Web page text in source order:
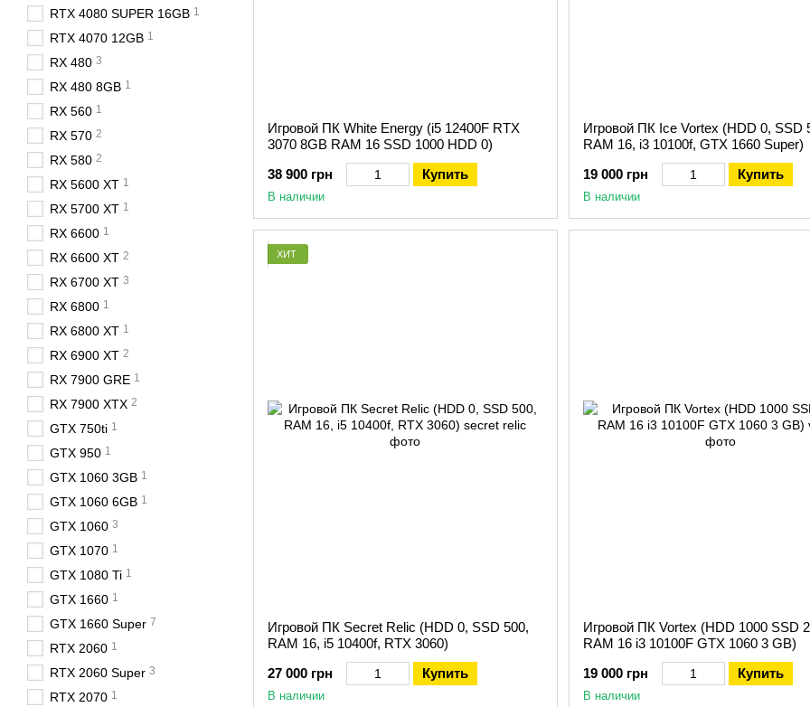
Игровой ПК White Energy (i5 12400F RTX
3070 8GB RAM 16 SSD 1000 HDD 0)
38 900 грн
Купить
В наличии
Игровой ПК Ice Vortex (HDD 0, SSD
RAM 16, i3 10100f, GTX 1660 Super)
19 000 грн
Купить
В наличии
ХИТ
Игровой ПК Secret Relic (HDD 0, SSD 500,
RAM 16, i5 10400f, RTX 3060)
27 000 грн
Купить
В наличии
Игровой ПК Vortex (HDD 1000 SSD
RAM 16 i3 10100F GTX 1060 3 GB)
19 000 грн
Купить
В наличии
RTX 4080 SUPER 16GB 1
RTX 4070 12GB 1
RX 480 3
RX 480 8GB 1
RX 560 1
RX 570 2
RX 580 2
RX 5600 XT 1
RX 5700 XT 1
RX 6600 1
RX 6600 XT 2
RX 6700 XT 3
RX 6800 1
RX 6800 XT 1
RX 6900 XT 2
RX 7900 GRE 1
RX 7900 XTX 2
GTX 750ti 1
GTX 950 1
GTX 1060 3GB 1
GTX 1060 6GB 1
GTX 1060 3
GTX 1070 1
GTX 1080 Ti 1
GTX 1660 1
GTX 1660 Super 7
RTX 2060 1
RTX 2060 Super 3
RTX 2070 1